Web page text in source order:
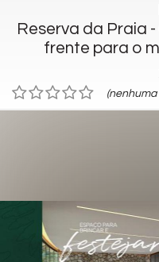
Reserva da Praia
frente para o